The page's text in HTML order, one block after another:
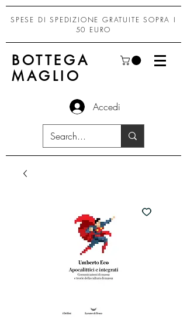
SPESE DI SPEDIZIONE GRATUITE SOPRA I
50 EURO
BOTTEGA
MAGLIO
Accedi